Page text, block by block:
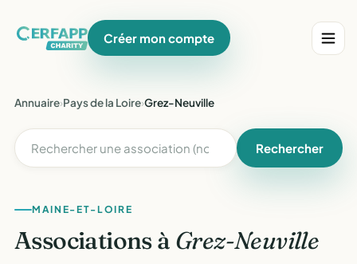
Créer mon compte
Annuaire›Pays de la Loire›Grez-Neuville
Rechercher
MAINE-ET-LOIRE
Associations à Grez-Neuville